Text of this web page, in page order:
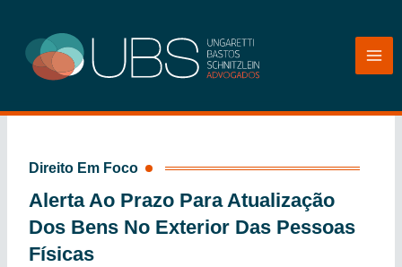
conteúdo
Direito Em Foco
Alerta Ao Prazo Para Atualização
Dos Bens No Exterior Das Pessoas
Físicas